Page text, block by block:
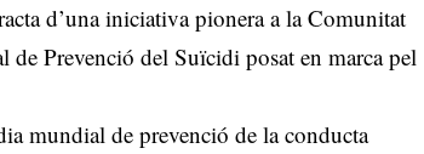
d’una iniciativa pionera a la Comunitat
de Prevenció del Suïcidi posat en marca pel
mundial de prevenció de la conducta